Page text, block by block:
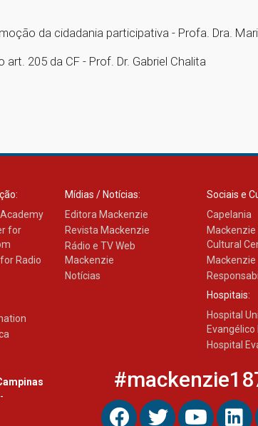
da cidadania participativa - Profa. Dra.
205 da CF - Prof. Dr. Gabriel Chalita
for
Radio
Mídias / Notícias:
Editora Mackenzie
Revista Mackenzie
Rádio e TV Web
Mackenzie
Notícias
Sociais e
Capelania
Mackenzie
Cultural
Hospitais:
Hospital
Hospital